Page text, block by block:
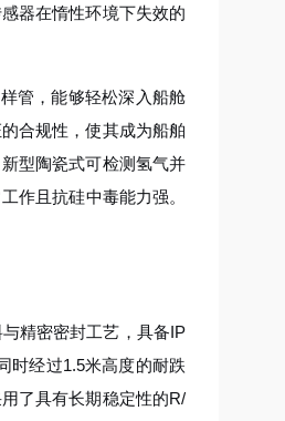
器在惰性环境下失效的
管，能够轻松深入船舱
合规性，使其成为船舶
型陶瓷式可检测氢气并
作且抗硅中毒能力强。
精密密封工艺，具备IP
时经过1.5米高度的耐跌
了具有长期稳定性的R/